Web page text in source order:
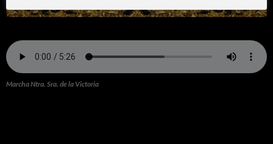
Marcha Ntra. Sra. de la Victoria